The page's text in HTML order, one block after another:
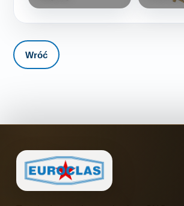
Wróć